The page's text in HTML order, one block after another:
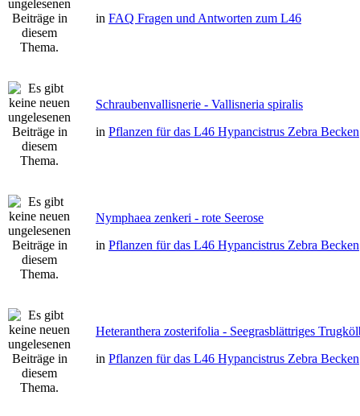
in FAQ Fragen und Antworten zum L46
Schraubenvallisnerie - Vallisneria spiralis
in Pflanzen für das L46 Hypancistrus Zebra Becken
Nymphaea zenkeri - rote Seerose
in Pflanzen für das L46 Hypancistrus Zebra Becken
Heteranthera zosterifolia - Seegrasblättriges
in Pflanzen für das L46 Hypancistrus Zebra Becken